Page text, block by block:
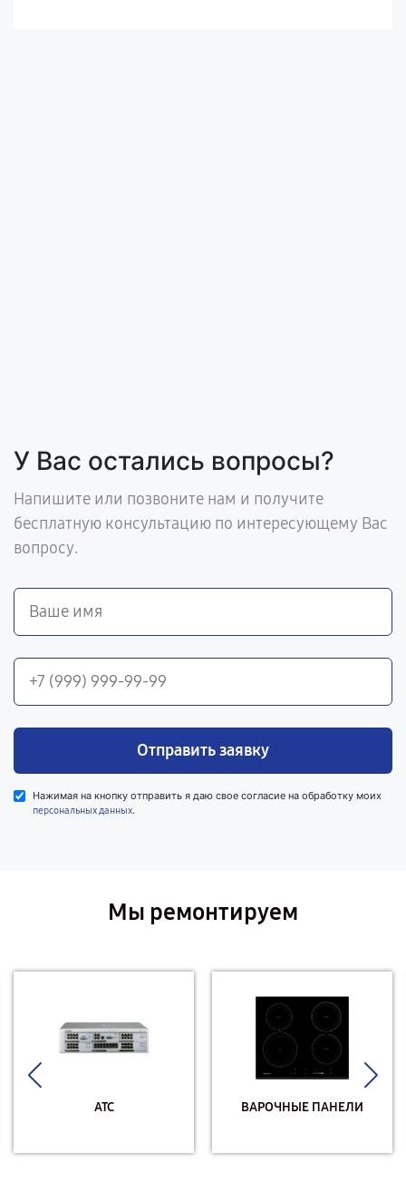
У Вас остались вопросы?
Напишите или позвоните нам и получите
бесплатную консультацию по интересующему Вас
вопросу.
Отправить заявку
Нажимая на кнопку отправить я даю свое согласие на обработку моих
персональных данных.
Мы ремонтируем
АТС ВАРОЧНЫЕ ПАНЕЛИ